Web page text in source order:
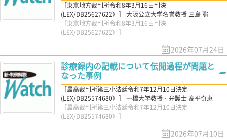
［東京地方裁判所令和8年3月16日判決
(LEX/DB25627622）］ 大阪公立大学名誉教授 三島 聡
［東京地方裁判所令和8年3月16日判決
(LEX/DB25627622）］
2026年07月24日
診療録内の記載について伝聞過程が問題と
なった事例
［最高裁判所第三小法廷令和7年12月10日決定
(LEX/DB25574680）］ 一橋大学教授・弁護士 高平奇恵
［最高裁判所第三小法廷令和7年12月10日決定
(LEX/DB25574680）］
2026年07月10日